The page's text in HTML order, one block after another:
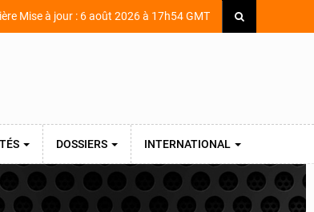
Mise à jour : 6 août 2026 à 17h54 GMT
DOSSIERS INTERNATIONAL